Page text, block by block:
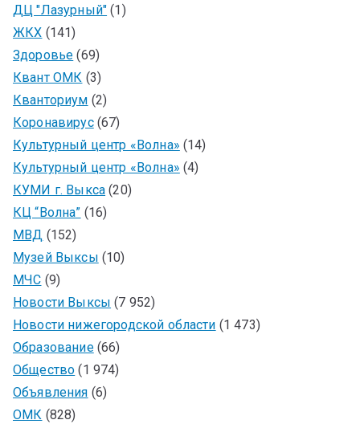
ДЦ "Лазурный" (1)
ЖКХ (141)
Здоровье (69)
Квант ОМК (3)
Кванториум (2)
Коронавирус(67)
Культурный центр «Волна» (14)
Культурный центр «Волна» (4)
КУМИ г. Выкса (20)
КЦ “Волна” (16)
МВД (152)
Музей Выксы (10)
МЧС (9)
Новости Выксы (7 952)
Новости нижегородской области (1 473)
Образование(66)
Общество (1 974)
Объявления (6)
ОМК (828)